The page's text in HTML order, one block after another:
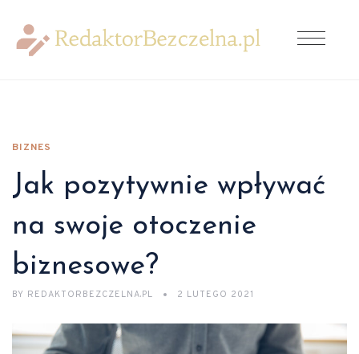
BIZNES
Jak pozytywnie wpływać
na swoje otoczenie
biznesowe?
BY REDAKTORBEZCZELNA.PL 2 LUTEGO 2021